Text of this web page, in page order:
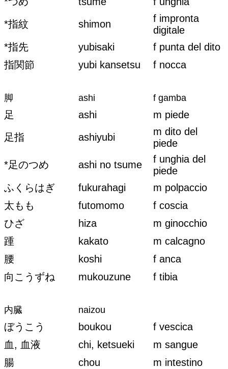
*指紋
shimon
f impronta
digitale
*指先
yubisaki
f punta del dito
指関節
yubi kansetsu f nocca
脚 ashi f gamba
足 ashi
m piede
足指
ashiyubi
m dito del
piede
*足のつめ
ashi no tsume
f unghia del
piede
ふくらはぎ
fukurahagi
m polpaccio
太もも
futomomo
f coscia
ひざ
hiza
m ginocchio
踵
kakato
m calcagno
腰
koshi
f anca
向こうずね
mukouzune f tibia
内臓 naizou
ぼうこう boukou
f vescica
血, 血液
chi, ketsueki
m sangue
腸
chou
m intestino